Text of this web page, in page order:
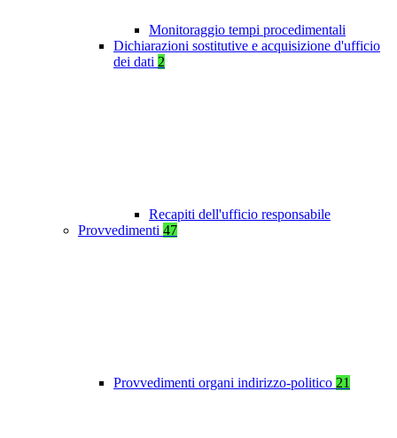
Monitoraggio tempi procedimentali
Dichiarazioni sostitutive e acquisizione d'ufficio
dei dati 2
Recapiti dell'ufficio responsabile
Provvedimenti 47
Provvedimenti organi indirizzo-politico 21